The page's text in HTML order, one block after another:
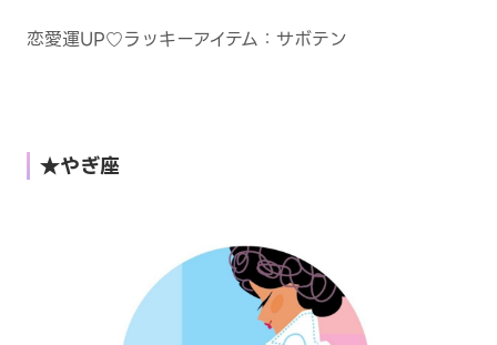
恋愛運UP♡ラッキーアイテム：サボテン
★やぎ座